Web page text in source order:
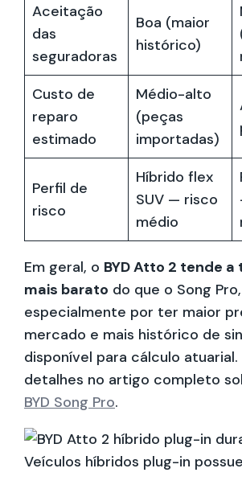
Aceitação
das
seguradoras
Boa (maior
histórico)
Custo de
reparo
estimado
Médio-alto
(peças
importadas)
Perfil de
risco
Híbrido flex
SUV — risco
médio
Em geral, o BYD Atto 2 tende a
mais barato do que o Song Pro,
especialmente por ter maior
mercado e mais histórico de
disponível para cálculo atuarial.
detalhes no artigo completo
BYD Song Pro.
Veículos híbridos plug-in